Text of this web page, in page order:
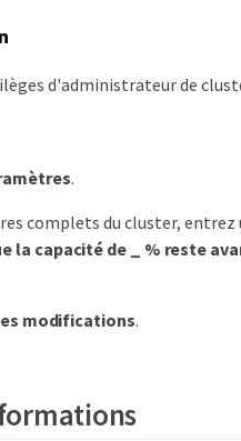
d'administrateur de
.
complets du cluster, entrez
la capacité de _ % reste
modifications.